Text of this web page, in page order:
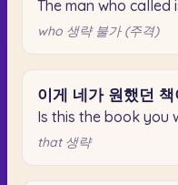
The man who called
who 생략 불가 (주격)
이게 네가 원했던 책
Is this the book you
that 생략